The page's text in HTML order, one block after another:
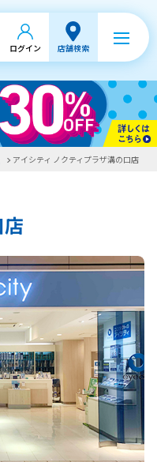
ログイン 店舗検索
アイシティ ノクティプラザ溝の口店